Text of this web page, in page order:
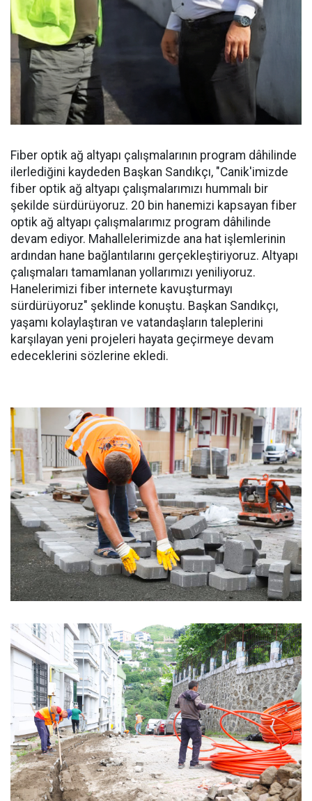
Fiber optik ağ altyapı çalışmalarının program dâhilinde
ilerlediğini kaydeden Başkan Sandıkçı, "Canik'imizde
fiber optik ağ altyapı çalışmalarımızı hummalı bir
şekilde sürdürüyoruz. 20 bin hanemizi kapsayan fiber
optik ağ altyapı çalışmalarımız program dâhilinde
devam ediyor. Mahallelerimizde ana hat işlemlerinin
ardından hane bağlantılarını gerçekleştiriyoruz. Altyapı
çalışmaları tamamlanan yollarımızı yeniliyoruz.
Hanelerimizi fiber internete kavuşturmayı
sürdürüyoruz" şeklinde konuştu. Başkan Sandıkçı,
yaşamı kolaylaştıran ve vatandaşların taleplerini
karşılayan yeni projeleri hayata geçirmeye devam
edeceklerini sözlerine ekledi.